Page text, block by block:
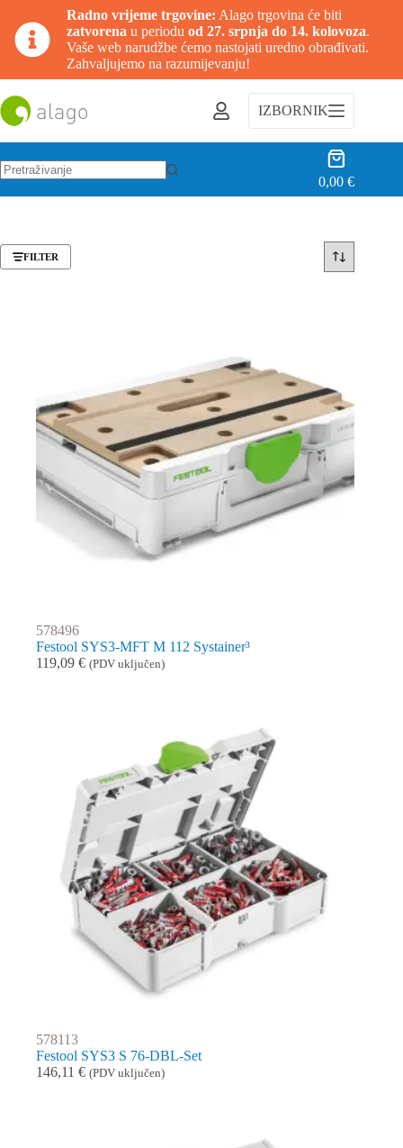
Radno vrijeme trgovine: Alago trgovina će biti
zatvorena u periodu od 27. srpnja do 14. kolovoza.
Vaše web narudžbe ćemo nastojati uredno obrađivati.
Zahvaljujemo na razumijevanju!
na
sadržaj
IZBORNIK
Košarica
0,00€
FILTER
578496
Festool SYS3-MFT M 112 Systainer³
119,09 € (PDV uključen)
578113
Festool SYS3 S 76-DBL-Set
146,11 € (PDV uključen)